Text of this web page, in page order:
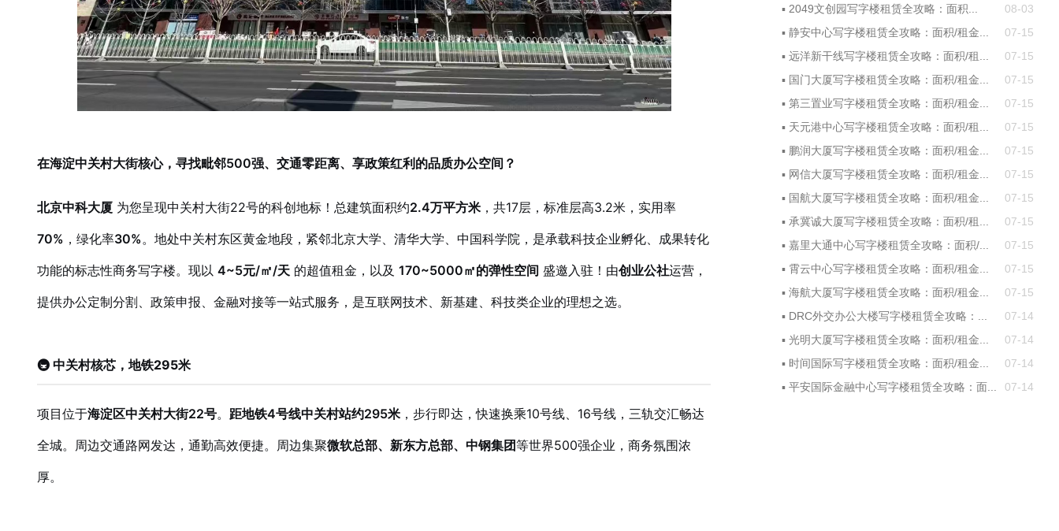
▪ 2049文创园写字楼租赁全攻略：面积...
08-03
▪ 静安中心写字楼租赁全攻略：面积/租金...
07-15
▪ 远洋新干线写字楼租赁全攻略：面积/租...
07-15
▪ 国门大厦写字楼租赁全攻略：面积/租金...
07-15
▪ 第三置业写字楼租赁全攻略：面积/租金...
07-15
▪ 天元港中心写字楼租赁全攻略：面积/租...
07-15
▪ 鹏润大厦写字楼租赁全攻略：面积/租金...
07-15
▪ 网信大厦写字楼租赁全攻略：面积/租金...
07-15
▪ 国航大厦写字楼租赁全攻略：面积/租金...
07-15
▪ 承冀诚大厦写字楼租赁全攻略：面积/租...
07-15
▪ 嘉里大通中心写字楼租赁全攻略：面积/...
07-15
▪ 霄云中心写字楼租赁全攻略：面积/租金...
07-15
▪ 海航大厦写字楼租赁全攻略：面积/租金...
07-15
▪ DRC外交办公大楼写字楼租赁全攻略：...
07-14
▪ 光明大厦写字楼租赁全攻略：面积/租金...
07-14
▪ 时间国际写字楼租赁全攻略：面积/租金...
07-14
▪ 平安国际金融中心写字楼租赁全攻略：面... 07-14
在海淀中关村大街核心，寻找毗邻500强、交通零距离、享政策红利的品质办公空间？
北京中科大厦 为您呈现中关村大街22号的科创地标！总建筑面积约2.4万平方米 ，共17层，标准层高3.2米，实用率
70% ，绿化率30%。地处中关村东区黄金地段，紧邻北京大学、清华大学、中国科学院，是承载科技企业孵化、成果转化
功能的标志性商务写字楼。现以 4~5元/㎡/天 的超值租金，以及 170~5000㎡的弹性空间 盛邀入驻！由创业公社运营，
提供办公定制分割、政策申报、金融对接等一站式服务，是互联网技术、新基建、科技类企业的理想之选。
🚇 中关村核芯，地铁295米
项目位于海淀区中关村大街22号。 距地铁4号线中关村站约295米 ，步行即达，快速换乘10号线、16号线，三轨交汇畅达
全城。周边交通路网发达，通勤高效便捷。周边集聚微软总部、新东方总部、中钢集团等世界500强企业，商务氛围浓
厚。